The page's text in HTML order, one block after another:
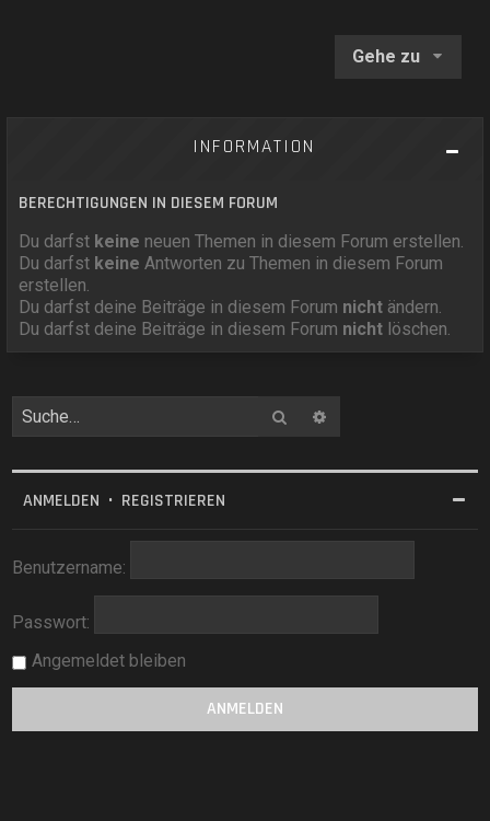
Gehe zu
INFORMATION
BERECHTIGUNGEN IN DIESEM FORUM
Du darfst keine neuen Themen in diesem Forum erstellen.
Du darfst keine Antworten zu Themen in diesem Forum
erstellen.
Du darfst deine Beiträge in diesem Forum nicht ändern.
Du darfst deine Beiträge in diesem Forum nicht löschen.
Suche
ANMELDEN • REGISTRIEREN
Benutzername:
Passwort:
Angemeldet bleiben